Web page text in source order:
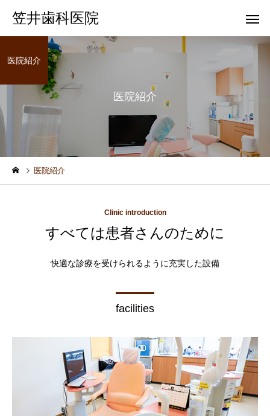
笠井歯科医院
歯科健
医院紹介
医院紹介
医院紹介
Clinic introduction
すべては患者さんのために
快適な診療を受けられるように充実した設備
facilities